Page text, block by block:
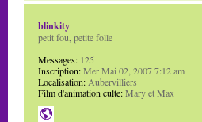
blinkity
petit fou, petite folle
Messages: 125
Inscription:Mer Mai 02, 2007 7:12 am
Localisation: Aubervilliers
Film d'animation culte:Mary et Max